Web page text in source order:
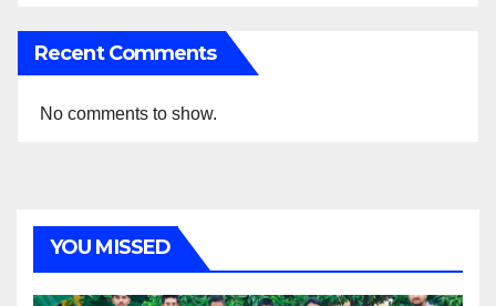
Recent Comments
No comments to show.
YOU MISSED